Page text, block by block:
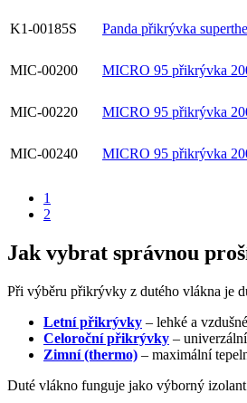
K1-00185S Panda přikrývka
MIC-00200 MICRO 95 přikrývka
MIC-00220 MICRO 95 přikrývka
MIC-00240 MICRO 95 přikrývka
1
2
Jak vybrat správnou
Při výběru přikrývky z dutého vlákna je
Letní přikrývky – lehké a
Celoroční přikrývky –
Zimní (thermo) – maximální
Duté vlákno funguje jako výborný